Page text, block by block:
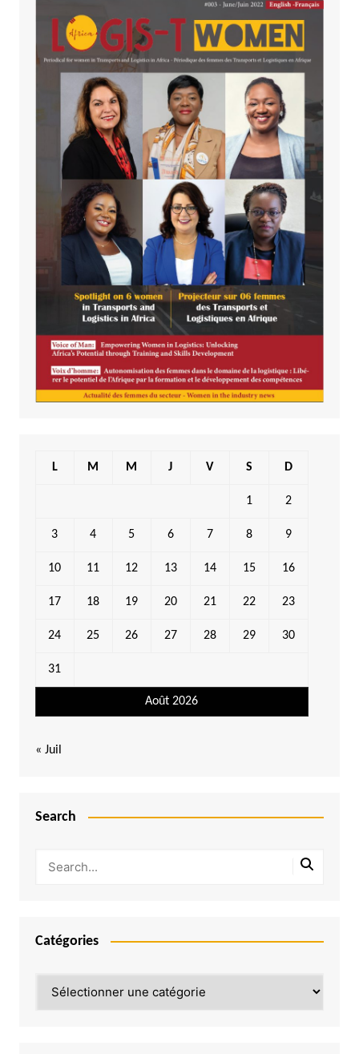
Août 2026
L M M J V S D
1 2
3 4 5 6 7 8 9
10 11 12 13 14 15 16
17 18 19 20 21 22 23
24 25 26 27 28 29 30
31
« Juil
Search
Catégories